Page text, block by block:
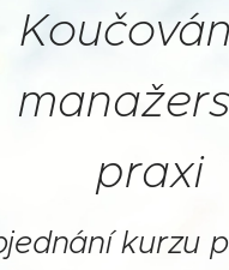
praxi
kurzu